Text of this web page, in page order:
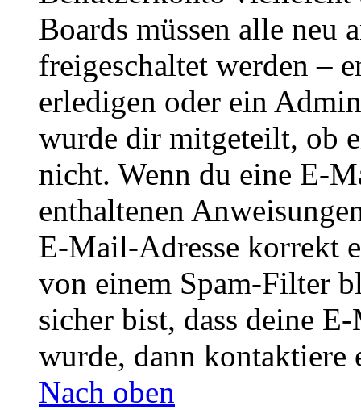
Boards müssen alle neu
freigeschaltet werden –
erledigen oder ein
wurde dir mitgeteilt, ob
nicht. Wenn du eine E-
enthaltenen
E-Mail-Adresse korrekt
von einem Spam-Filter
sicher bist, dass deine
wurde, dann kontaktiere
Nach oben